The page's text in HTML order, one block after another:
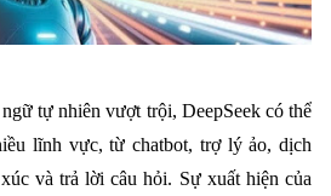
tự nhiên vượt trội, DeepSeek có thể
lĩnh vực, từ chatbot, trợ lý ảo, dịch
và trả lời câu hỏi. Sự xuất hiện của